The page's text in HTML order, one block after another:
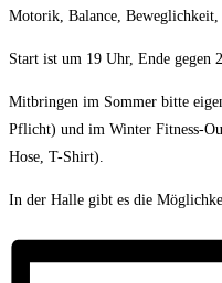
Motorik, Balance, Beweglichkeit,
Start ist um 19 Uhr, Ende gegen
Mitbringen im Sommer bitte
Pflicht) und im Winter Fitness-
Hose, T-Shirt).
In der Halle gibt es die